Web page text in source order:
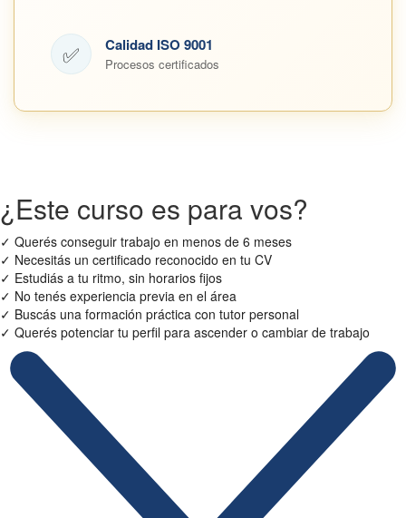
✅ Calidad ISO 9001
Procesos certificados
¿Este curso es para vos?
✓ Querés conseguir trabajo en menos de 6 meses
✓ Necesitás un certificado reconocido en tu CV
✓ Estudiás a tu ritmo, sin horarios fijos
✓ No tenés experiencia previa en el área
✓ Buscás una formación práctica con tutor personal
✓ Querés potenciar tu perfil para ascender o cambiar de trabajo